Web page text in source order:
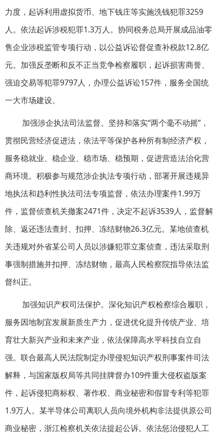
力度，起诉利用虚拟货币、地下钱庄等实施洗钱犯罪3259
人。依法起诉涉税犯罪1.3万人。协同税务总局开展成品油零
售企业涉税监管专项行动，以公益诉讼督促查补税款12.8亿
元。加强反垄断和反不正当竞争检察履职，起诉损害商誉、
强迫交易等犯罪9797人，办理公益诉讼157件，服务全国统
一大市场建设。
加强涉企执法司法监督。坚持和落实“两个毫不动摇”，
贯彻民营经济促进法，依法平等保护各种所有制经济产权，
服务稳就业、稳企业、稳市场、稳预期，促进营造法治化营
商环境。积极参与规范涉企执法专项行动，部署开展违规异
地执法和趋利性执法司法专项监督，依法办理案件1.99万
件，监督侦查机关撤案2471件，决定不起诉3539人，监督解
除、返还违法查封、扣押、冻结财物26.3亿元。某地侦查机
关违规对外省某公司人员以涉嫌犯罪立案侦查，违法采取刑
事强制措施并扣押、冻结财物，最高人民检察院指导依法监
督纠正。
加强知识产权司法保护。深化知识产权检察综合履职，
服务因地制宜发展新质生产力，促进优化提升传统产业、培
育壮大新兴产业和未来产业，依法保障高水平科技自立自
强。联合最高人民法院制定办理侵犯知识产权刑事案件司法
解释，与国家版权局等共同挂牌督办109件重大侵权盗版案
件，起诉侵犯商标权、著作权、商业秘密和假冒专利等犯罪
1.9万人。某半导体公司离职人员向境外机构非法提供原公司
商业秘密，浙江检察机关依法提起公诉。依法惩治侵犯人工